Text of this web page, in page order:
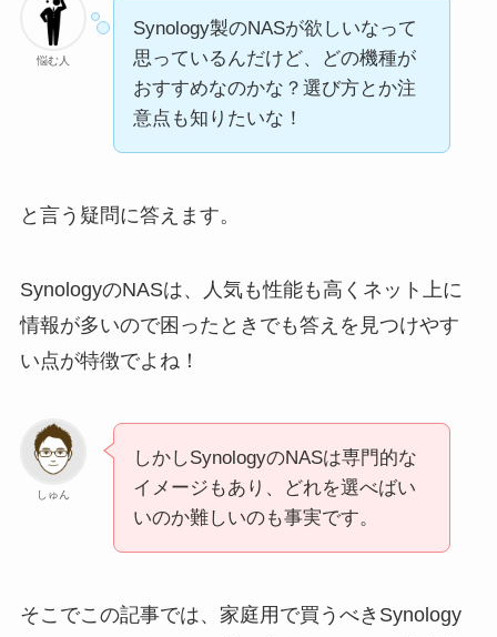
悩む人
Synology製のNASが欲しいなって
思っているんだけど、どの機種が
おすすめなのかな？選び方とか注
意点も知りたいな！
と言う疑問に答えます。
SynologyのNASは、人気も性能も高くネット上に
情報が多いので困ったときでも答えを見つけやす
い点が特徴でよね！
しゅん
しかしSynologyのNASは専門的な
イメージもあり、どれを選べばい
いのか難しいのも事実です。
そこでこの記事では、家庭用で買うべきSynology